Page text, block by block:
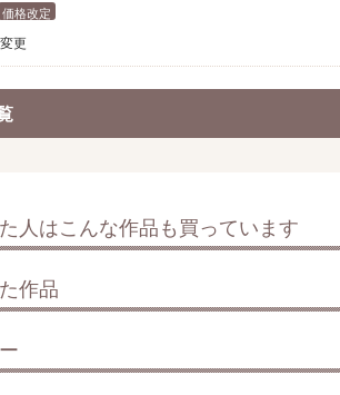
価格改定
更
人はこんな作品も買っています
作品